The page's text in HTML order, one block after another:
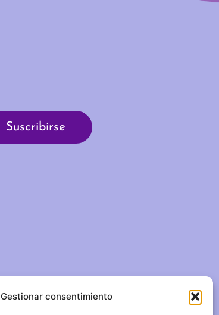
Gestionar consentimiento